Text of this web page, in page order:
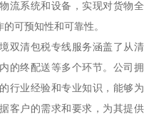
流系统和设备，实现对货物全
可预知性和可靠性。
双清包税专线服务涵盖了从清
的终配送等多个环节。公司拥
行业经验和专业知识，能够为
客户的需求和要求，为其提供